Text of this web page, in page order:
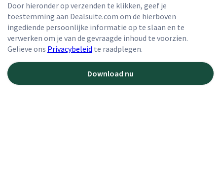
Door hieronder op verzenden te klikken, geef je
toestemming aan Dealsuite.com om de hierboven
ingediende persoonlijke informatie op te slaan en te
verwerken om je van de gevraagde inhoud te voorzien.
Gelieve ons Privacybeleid te raadplegen.